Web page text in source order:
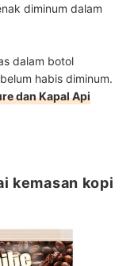
diminum dalam
dalam botol
habis diminum.
dan Kapal Api
kemasan kopi